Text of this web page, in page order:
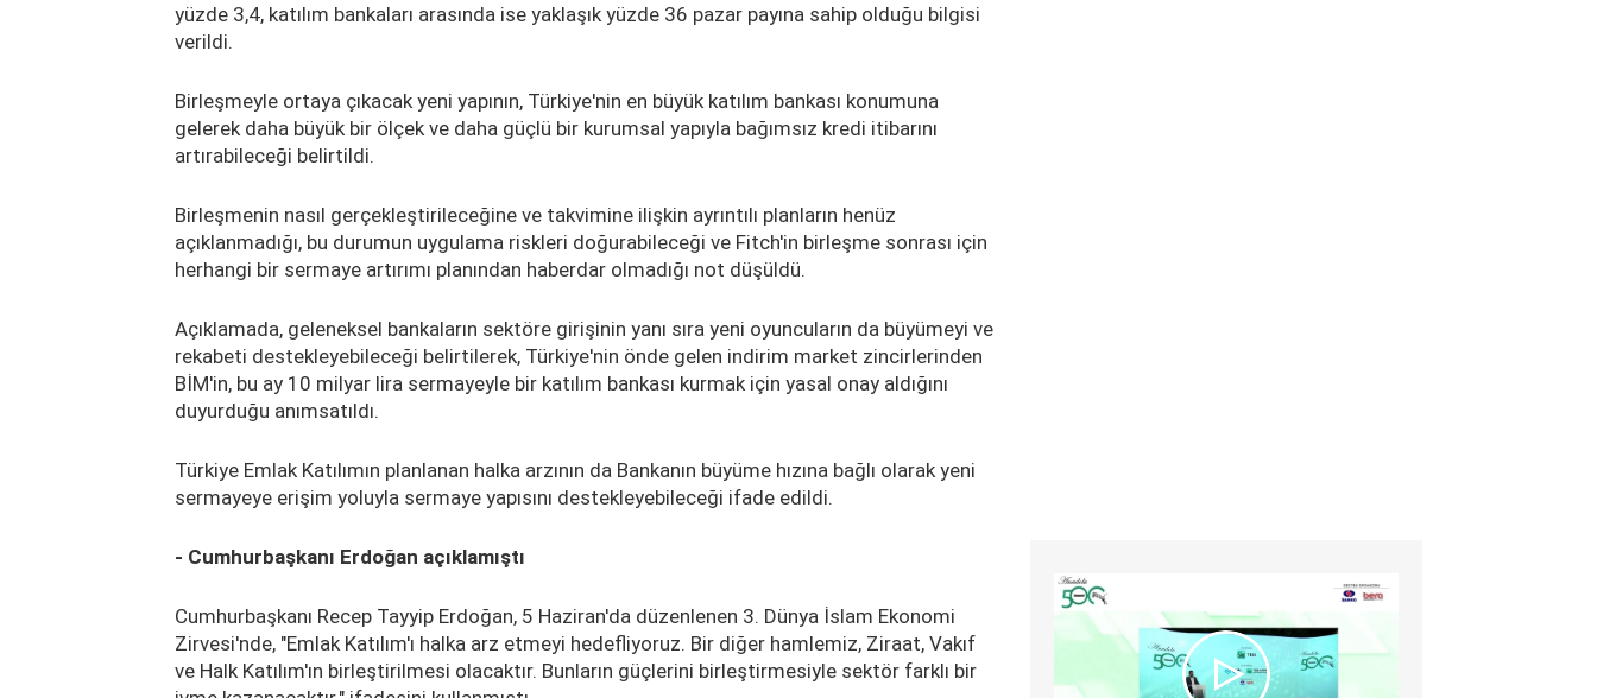
yüzde 3,4, katılım bankaları arasında ise yaklaşık yüzde 36 pazar payına sahip olduğu bilgisi
verildi.
Birleşmeyle ortaya çıkacak yeni yapının, Türkiye'nin en büyük katılım bankası konumuna
gelerek daha büyük bir ölçek ve daha güçlü bir kurumsal yapıyla bağımsız kredi itibarını
artırabileceği belirtildi.
Birleşmenin nasıl gerçekleştirileceğine ve takvimine ilişkin ayrıntılı planların henüz
açıklanmadığı, bu durumun uygulama riskleri doğurabileceği ve Fitch'in birleşme sonrası için
herhangi bir sermaye artırımı planından haberdar olmadığı not düşüldü.
Açıklamada, geleneksel bankaların sektöre girişinin yanı sıra yeni oyuncuların da büyümeyi ve
rekabeti destekleyebileceği belirtilerek, Türkiye'nin önde gelen indirim market zincirlerinden
BİM'in, bu ay 10 milyar lira sermayeyle bir katılım bankası kurmak için yasal onay aldığını
duyurduğu anımsatıldı.
Türkiye Emlak Katılımın planlanan halka arzının da Bankanın büyüme hızına bağlı olarak yeni
sermayeye erişim yoluyla sermaye yapısını destekleyebileceği ifade edildi.
- Cumhurbaşkanı Erdoğan açıklamıştı
Cumhurbaşkanı Recep Tayyip Erdoğan, 5 Haziran'da düzenlenen 3. Dünya İslam Ekonomi
Zirvesi'nde, "Emlak Katılım'ı halka arz etmeyi hedefliyoruz. Bir diğer hamlemiz, Ziraat, Vakıf
ve Halk Katılım'ın birleştirilmesi olacaktır. Bunların güçlerini birleştirmesiyle sektör farklı bir